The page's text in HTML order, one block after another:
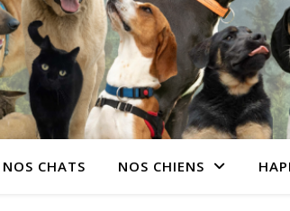
NOS CHATS NOS CHIENS